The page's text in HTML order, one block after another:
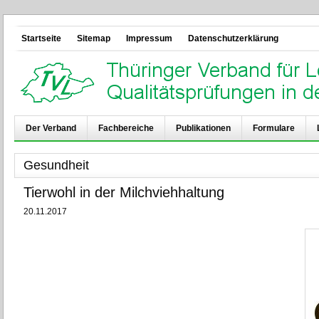
Startseite Sitemap Impressum Datenschutzerklärung
Der Verband Fachbereiche Publikationen Formulare
Gesundheit
Tierwohl in der Milchviehhaltung
20.11.2017